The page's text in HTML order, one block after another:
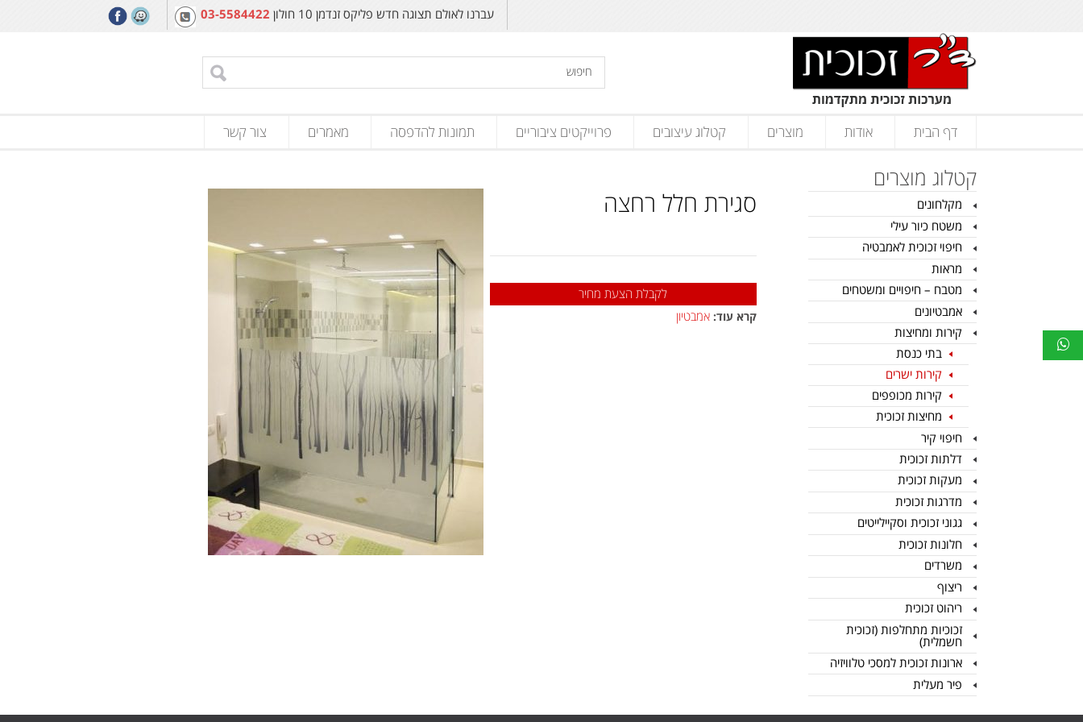
עברנו לאולם תצוגה חדש פליקס זנדמן 10 חולון 03-5584422
דף הבית אודות מוצרים קטלוג עיצובים פרוייקטים ציבוריים תמונות להדפסה מאמרים צור קשר
קטלוג מוצרים
מקלחונים
משטח כיור עילי
חיפוי זכוכית לאמבטיה
מראות
מטבח – חיפויים ומשטחים
אמבטיונים
קירות ומחיצות
בתי כנסת
קירות ישרים
קירות מכופפים
מחיצות זכוכית
חיפוי קיר
דלתות זכוכית
מעקות זכוכית
מדרגות זכוכית
גגוני זכוכית וסקיילייטים
חלונות זכוכית
משרדים
ריצוף
ריהוט זכוכית
זכוכיות מתחלפות (זכוכית
חשמלית)
ארונות זכוכית למסכי טלוויזיה
פיר מעלית
סגירת חלל רחצה
לקבלת הצעת מחיר
קרא עוד: אמבטיון